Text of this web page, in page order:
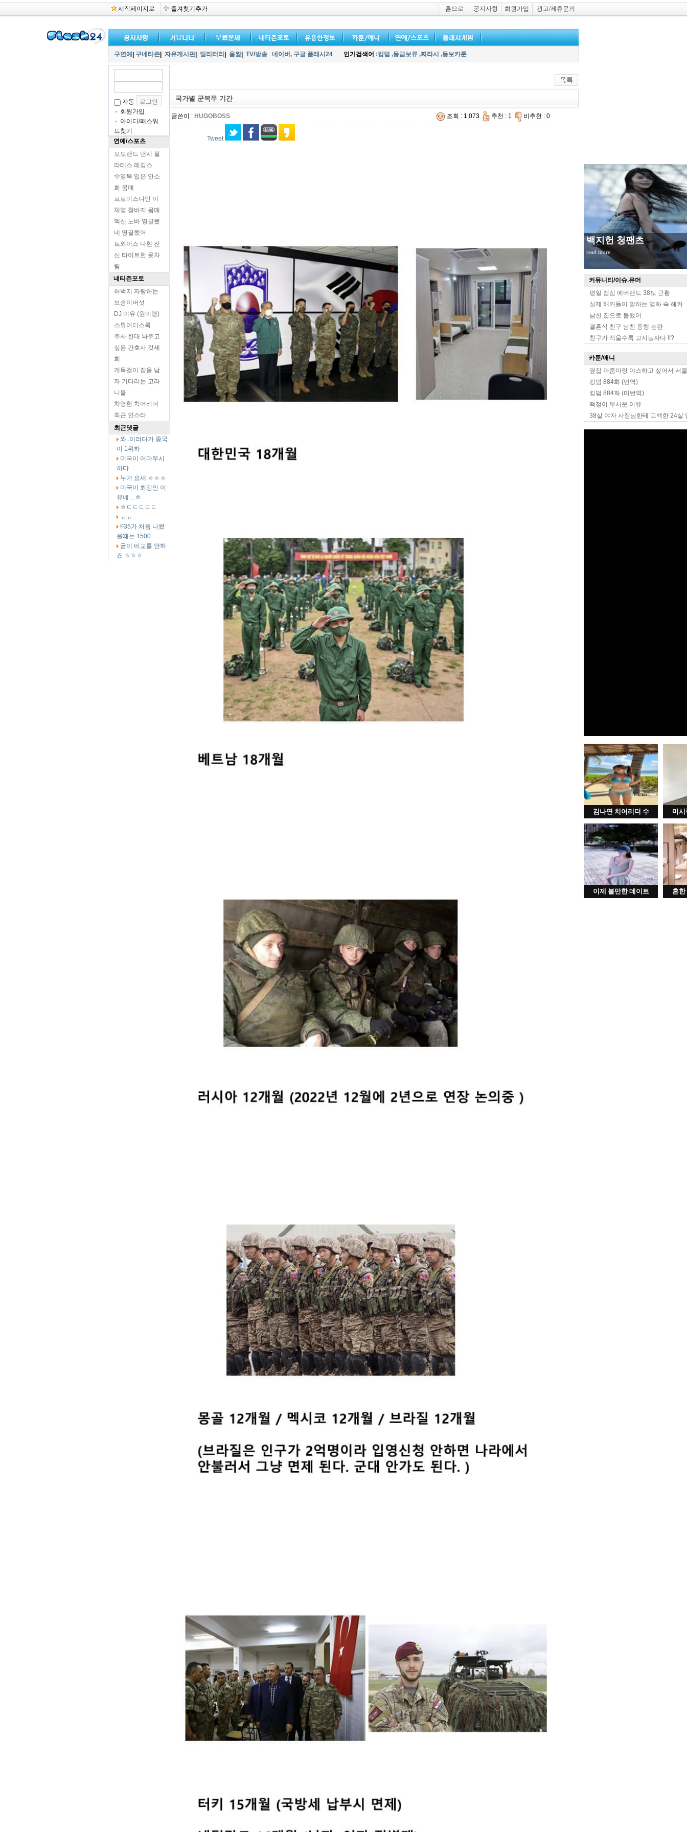
시작페이지로 즐겨찾기추가 홈으로 공지사항 회원가입 광고/제휴문의
백지헌 청팬츠
read more
커뮤니티/이슈.유머
평일 점심 에버랜드 38도 근황
실제 해커들이 말하는 영화 속 해커
남친 집으로 불렀어
결혼식 친구 남친 동행 논란
친구가 적을수록 고지능자다 !!?
카툰/애니
옆집 아줌마랑 야스하고 싶어서 서
킹덤 884화 (번역)
킹덤 884화 (미번역)
떡정이 무서운 이유
38살 여자 사장님한테 고백한 24살
김나연 치어리더 수 미시
이제 볼만한 데이트 흔한
구연예 구네티즌 자유게시판| 밀리터리 움짤| TV/방송 네이버, 구글 플래시24 인기검색어 :킹덤 ,등급보류 ,찌라시 ,등보카툰
자동
회원가입
아이디/패스워
드찾기
연예/스포츠
모모랜드 낸시 필
라테스 레깅스
수영복 입은 안소
희 몸매
프로미스나인 이
채영 청바지 몸매
엑신 노바 영끌했
네 영끌했어
트와이스 다현 전
신 타이트한 옷차
림
네티즌포토
허벅지 자랑하는
보송이버섯
DJ 미유 (원미령)
스튜어디스룩
주사 한대 놔주고
싶은 간호사 갓세
희
개목걸이 잡을 남
자 기다리는 고라
니율
차영현 치어리더
최근 인스타
최근댓글
와..이러다가 중국
이 1위하
미국이 어마무시
하다
누가 요새 ㅎㅎㅎ
미국이 최강인 이
유네 ...ㅎ
ㅎㄷㄷㄷㄷㄷ
ㅠㅠ
F35가 처음 나왔
을때는 1500
굳이 비교를 안하
죠 ㅎㅎㅎ
국가별 군복무 기간
글쓴이 : HUGOBOSS 조회 : 1,073 추천 : 1 비추천 : 0
Tweet